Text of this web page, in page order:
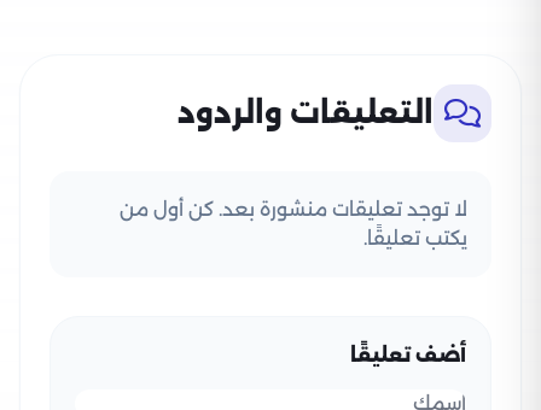
التعليقات والردود
لا توجد تعليقات منشورة بعد. كن أول من
يكتب تعليقًا.
أضف تعليقًا